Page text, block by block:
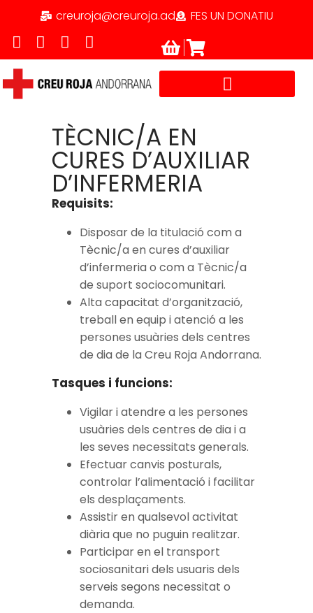
creuroja@creuroja.ad FES UN DONATIU
TÈCNIC/A EN
CURES D’AUXILIAR
D’INFERMERIA
Requisits:
Disposar de la titulació com a
Tècnic/a en cures d’auxiliar
d’infermeria o com a Tècnic/a
de suport sociocomunitari.
Alta capacitat d’organització,
treball en equip i atenció a les
persones usuàries dels centres
de dia de la Creu Roja Andorrana.
Tasques i funcions:
Vigilar i atendre a les persones
usuàries dels centres de dia i a
les seves necessitats generals.
Efectuar canvis posturals,
controlar l’alimentació i facilitar
els desplaçaments.
Assistir en qualsevol activitat
diària que no puguin realitzar.
Participar en el transport
sociosanitari dels usuaris dels
serveis segons necessitat o
demanda.